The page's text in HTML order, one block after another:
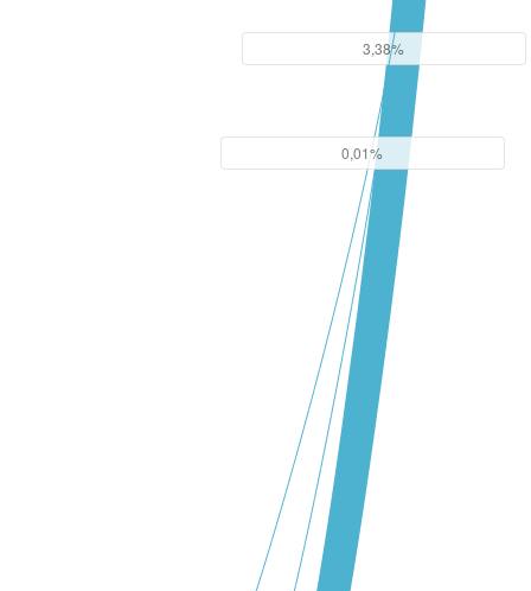
3,38%
0,01%